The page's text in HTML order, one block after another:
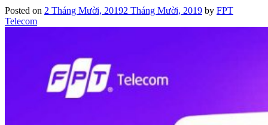
Posted on 2 Tháng Mười, 20192 Tháng Mười, 2019 by FPT
Telecom